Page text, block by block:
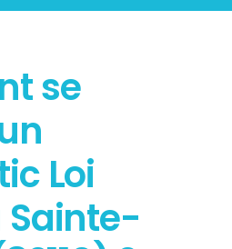
se
Loi
Sainte-